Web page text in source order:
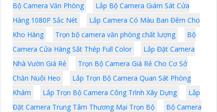
Bộ Camera Văn Phòng
Lắp Bộ Camera Giám Sát Cửa
Hàng 1080P Sắc Nét
Lắp Camera Có Màu Ban Đêm Cho
Kho Hàng
Trọn bộ camera văn phòng chất lượng
Bộ
Camera Cửa Hàng Sắt Thép Full Color
Lắp Đặt Camera
Nhà Vườn Giá Rẻ
Trọn Bộ Camera Giá Rẻ Cho Cơ Sở
Chăn Nuôi Heo
Lắp Trọn Bộ Camera Quan Sát Phòng
Khám
Lắp Trọn Bộ Camera Công Trình Xây Dựng
Lắp
Đặt Camera Trung Tâm Thương Mại Trọn Bộ
Bộ Camera